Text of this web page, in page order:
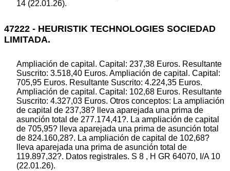
14 (22.01.26).
47222 - HEURISTIK TECHNOLOGIES SOCIEDAD
LIMITADA.
Ampliación de capital. Capital: 237,38 Euros. Resultante
Suscrito: 3.518,40 Euros. Ampliación de capital. Capital:
705,95 Euros. Resultante Suscrito: 4.224,35 Euros.
Ampliación de capital. Capital: 102,68 Euros. Resultante
Suscrito: 4.327,03 Euros. Otros conceptos: La ampliación
de capital de 237,38? lleva aparejada una prima de
asunción total de 277.174,41?. La ampliación de capital
de 705,95? lleva aparejada una prima de asunción total
de 824.160,28?. La ampliación de capital de 102,68?
lleva aparejada una prima de asunción total de
119.897,32?. Datos registrales. S 8 , H GR 64070, I/A 10
(22.01.26).